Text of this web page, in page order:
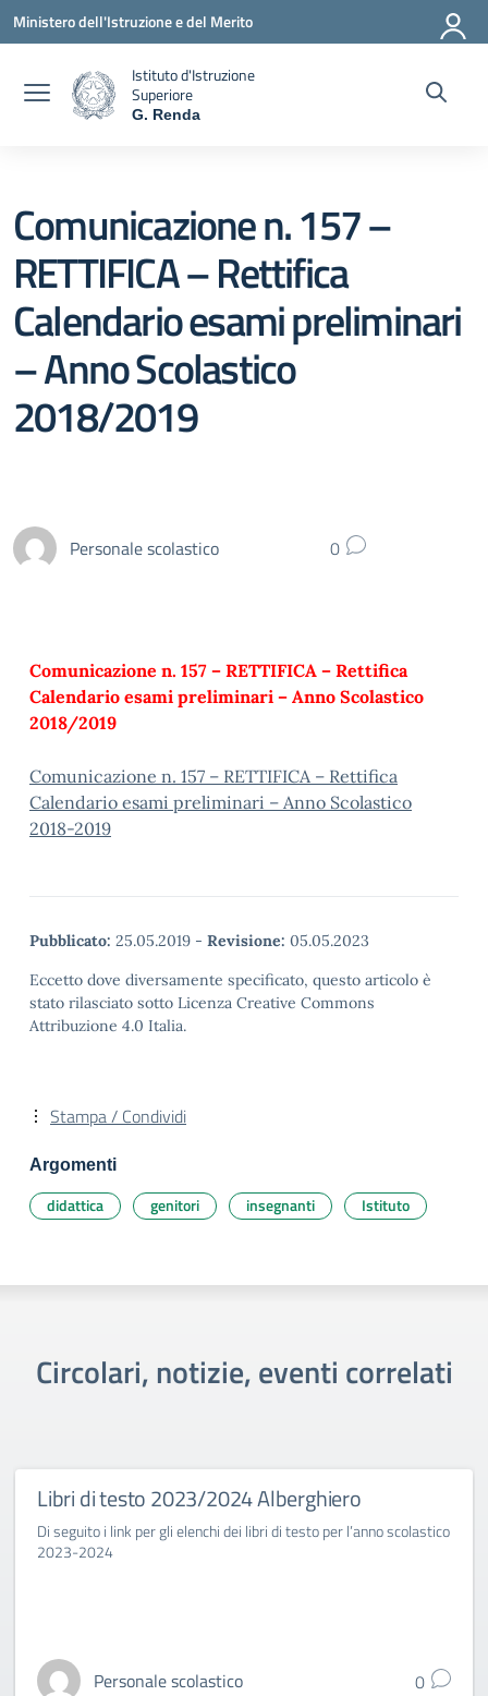
Vai ai contenuti
Vai al menu di navigazione
Vai al footer
Ministero dell'Istruzione e del Merito
Istituto d'Istruzione
Superiore
G. Renda
Comunicazione n. 157 –
RETTIFICA – Rettifica
Calendario esami preliminari
– Anno Scolastico
2018/2019
Personale scolastico 0
Comunicazione n. 157 – RETTIFICA – Rettifica
Calendario esami preliminari – Anno Scolastico
2018/2019
Comunicazione n. 157 – RETTIFICA – Rettifica
Calendario esami preliminari – Anno Scolastico
2018-2019
Pubblicato: 25.05.2019 - Revisione: 05.05.2023
Eccetto dove diversamente specificato, questo articolo è
stato rilasciato sotto Licenza Creative Commons
Attribuzione 4.0 Italia.
Stampa / Condividi
Argomenti
didattica genitori insegnanti Istituto
Circolari, notizie, eventi correlati
Libri di testo 2023/2024 Alberghiero
Di seguito i link per gli elenchi dei libri di testo per l’anno scolastico
2023-2024
Personale scolastico 0